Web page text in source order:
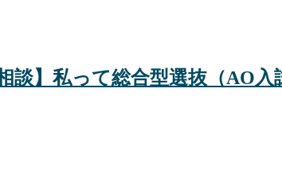
談】私って総合型選抜（AO